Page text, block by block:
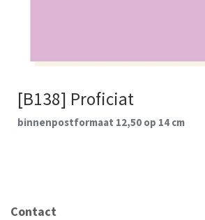
[B138] Proficiat
binnenpostformaat 12,50 op 14 cm
Contact